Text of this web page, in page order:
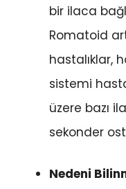
bir ilaca
Romatoid
hastalıklar,
sistemi
üzere bazı
sekonder
Nedeni